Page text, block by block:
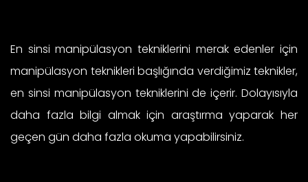
En sinsi manipülasyon tekniklerini merak edenler için
manipülasyon teknikleri başlığında verdiğimiz teknikler,
en sinsi manipülasyon tekniklerini de içerir. Dolayısıyla
daha fazla bilgi almak için araştırma yaparak her
geçen gün daha fazla okuma yapabilirsiniz.